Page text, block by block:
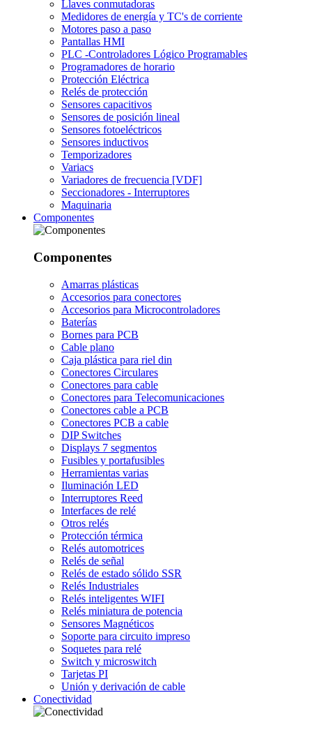
Llaves conmutadoras
Medidores de energía y TC's de corriente
Motores paso a paso
Pantallas HMI
PLC -Controladores Lógico Programables
Programadores de horario
Protección Eléctrica
Relés de protección
Sensores capacitivos
Sensores de posición lineal
Sensores fotoeléctricos
Sensores inductivos
Temporizadores
Variacs
Variadores de frecuencia [VDF]
Seccionadores - Interruptores
Maquinaria
Componentes
Componentes
Amarras plásticas
Accesorios para conectores
Accesorios para Microcontroladores
Baterías
Bornes para PCB
Cable plano
Caja plástica para riel din
Conectores Circulares
Conectores para cable
Conectores para Telecomunicaciones
Conectores cable a PCB
Conectores PCB a cable
DIP Switches
Displays 7 segmentos
Fusibles y portafusibles
Herramientas varias
Iluminación LED
Interruptores Reed
Interfaces de relé
Otros relés
Protección térmica
Relés automotrices
Relés de señal
Relés de estado sólido SSR
Relés Industriales
Relés inteligentes WIFI
Relés miniatura de potencia
Sensores Magnéticos
Soporte para circuito impreso
Soquetes para relé
Switch y microswitch
Tarjetas PI
Unión y derivación de cable
Conectividad